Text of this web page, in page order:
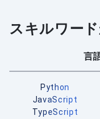
スキルワー
言
Python
JavaScript
TypeScript